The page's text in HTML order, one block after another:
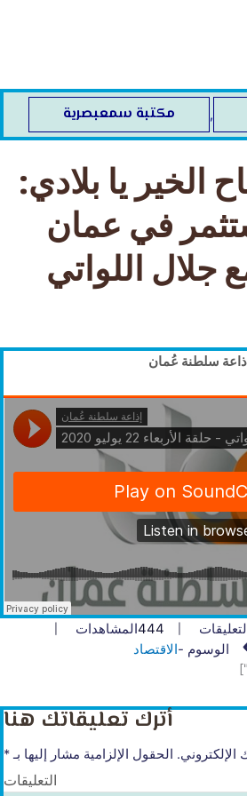
, مكتبة سمعبصرية
الخير يا بلادي:
في عمان
سلطنة عُمان
444المشاهدات
الوسوم -الاقتصاد
أترك تعليقاتك هنا
الحقول الإلزامية مشار إليها بـ*
التعليقات